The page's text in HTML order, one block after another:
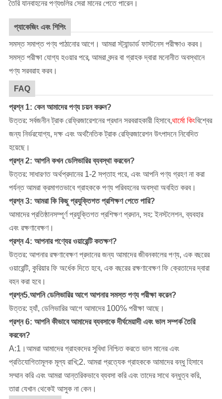
তৈরি যানবাহনের পণ্যগুলির সেরা মানের পেতে পারেন।
প্যাকেজিং এবং শিপিং
সমস্ত সমাপ্ত পণ্য পাঠানোর আগে। আমরা স্ট্যান্ডার্ড ফাস্টনেস পরীক্ষাও করব।
সমস্ত পরীক্ষা যোগ্য হওয়ার পরে, আমরা বন্দর বা গ্রাহক দ্বারা মনোনীত অবস্থানে
পণ্য সরবরাহ করব।
FAQ
প্রশ্ন 1: কেন আমাদের পণ্য চয়ন করুন?
উত্তর: সর্বজনীন ট্রাক রেফ্রিজারেশনের প্রধান সরবরাহকারী হিসাবে,থার্মো কিংবিশ্বের
জন্য নির্ভরযোগ্য, দক্ষ এবং অর্থনৈতিক ট্রাক রেফ্রিজারেশন উৎপাদনে নিবেদিত
হয়েছে।
প্রশ্ন 2: আপনি কখন ডেলিভারির ব্যবস্থা করবেন?
উত্তর: সাধারণত অর্থপ্রদানের 1-2 সপ্তাহ পরে, এবং আপনি পণ্য গ্রহণ না করা
পর্যন্ত আমরা ক্রমাগতভাবে গ্রাহককে পণ্য পরিবহনের অবস্থা অবহিত করব।
প্রশ্ন 3: আমরা কি কিছু প্রযুক্তিগত প্রশিক্ষণ পেতে পারি?
আমাদের প্রতিষ্ঠানসম্পূর্ণ প্রযুক্তিগত প্রশিক্ষণ প্রদান, সহ: ইনস্টলেশন, ব্যবহার
এবং রক্ষণাবেক্ষণ।
প্রশ্ন 4: আপনার পণ্যের ওয়ারেন্টি কতক্ষণ?
উত্তর: আপনার রক্ষণাবেক্ষণ প্রদানের জন্য আমাদের জীবনকালের পণ্য, এক বছরের
ওয়ারেন্টি, কুরিয়ার ফি অর্ধেক দিতে হবে, এক বছরের রক্ষণাবেক্ষণ ফি ক্রেতাদের দ্বারা
বহন করা হবে।
প্রশ্ন5.আপনি ডেলিভারির আগে আপনার সমস্ত পণ্য পরীক্ষা করেন?
উত্তর: হ্যাঁ, ডেলিভারির আগে আমাদের 100% পরীক্ষা আছে।
প্রশ্ন 6: আপনি কীভাবে আমাদের ব্যবসাকে দীর্ঘমেয়াদী এবং ভাল সম্পর্ক তৈরি
করবেন?
A:1।আমরা আমাদের গ্রাহকদের সুবিধা নিশ্চিত করতে ভাল মানের এবং
প্রতিযোগিতামূলক মূল্য রাখি;2. আমরা প্রত্যেক গ্রাহককে আমাদের বন্ধু হিসাবে
সম্মান করি এবং আমরা আন্তরিকভাবে ব্যবসা করি এবং তাদের সাথে বন্ধুত্ব করি,
তারা যেখান থেকেই আসুক না কেন।